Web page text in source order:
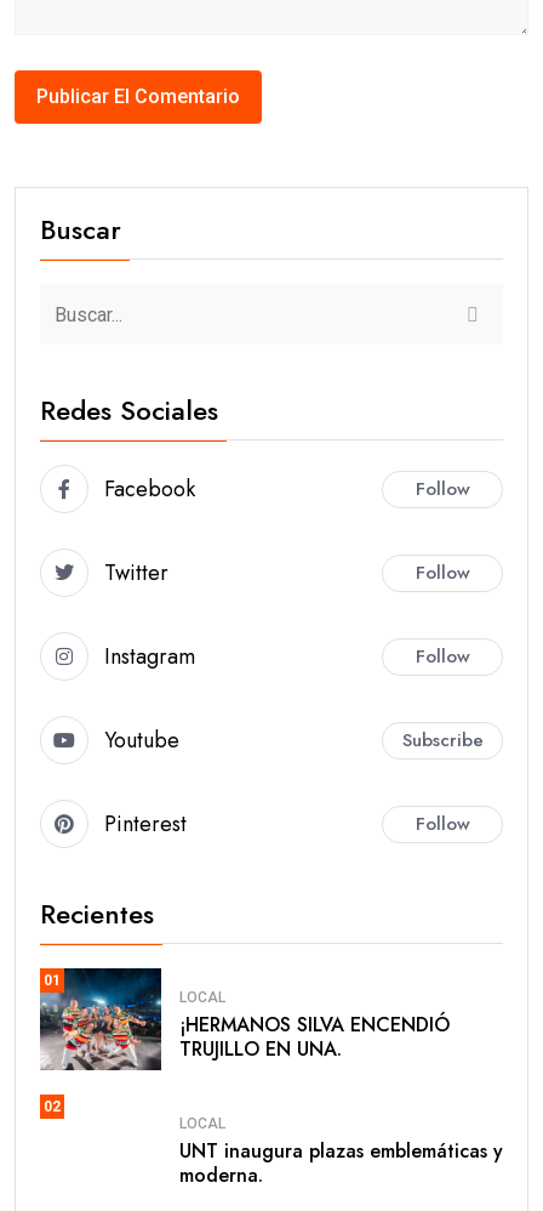
Buscar
Redes Sociales
Facebook Follow
Twitter Follow
Instagram Follow
Youtube Subscribe
Pinterest Follow
Recientes
01
LOCAL
​¡HERMANOS SILVA ENCENDIÓ
TRUJILLO EN UNA.
02
LOCAL
UNT inaugura plazas emblemáticas y
moderna.